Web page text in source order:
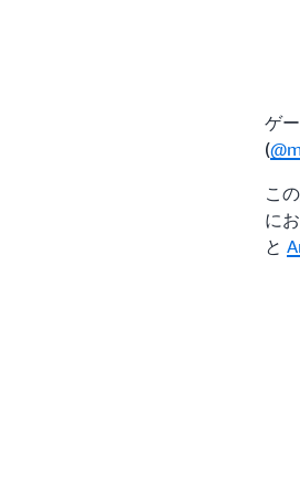
ゲ
(
こ
に
と